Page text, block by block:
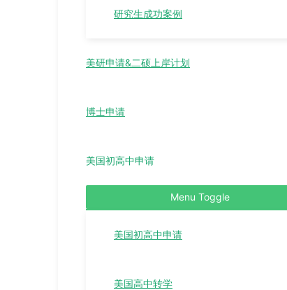
研究生成功案例
美研申请&二硕上岸计划
博士申请
美国初高中申请
Menu Toggle
美国初高中申请
美国高中转学